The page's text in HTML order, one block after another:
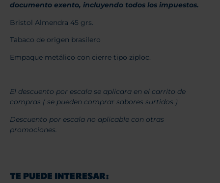
documento exento, incluyendo todos los impuestos.
Bristol Almendra 45 grs.
Tabaco de origen brasilero
Empaque metálico con cierre tipo ziploc.
El descuento por escala se aplicara en el carrito de
compras ( se pueden comprar sabores surtidos )
Descuento por escala no aplicable con otras
promociones.
TE PUEDE INTERESAR: